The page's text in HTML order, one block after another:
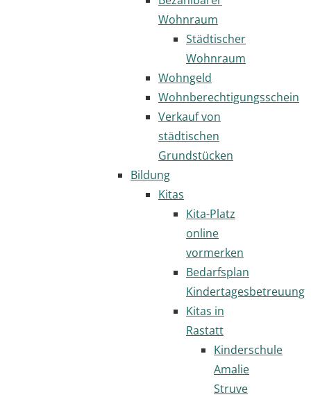
Wohnraum
Städtischer
Wohnraum
Wohngeld
Wohnberechtigungsschein
Verkauf von
städtischen
Grundstücken
Bildung
Kitas
Kita-Platz
online
vormerken
Bedarfsplan
Kindertagesbetreuung
Kitas in
Rastatt
Kinderschule
Amalie
Struve